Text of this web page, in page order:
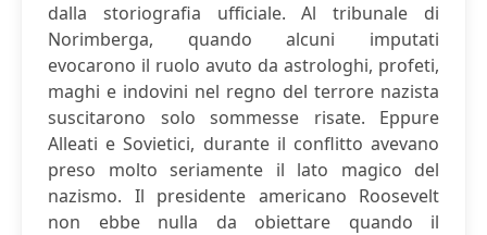
dalla storiografia ufficiale. Al tribunale di
Norimberga, quando alcuni imputati
evocarono il ruolo avuto da astrologhi, profeti,
maghi e indovini nel regno del terrore nazista
suscitarono solo sommesse risate. Eppure
Alleati e Sovietici, durante il conflitto avevano
preso molto seriamente il lato magico del
nazismo. Il presidente americano Roosevelt
non ebbe nulla da obiettare quando il